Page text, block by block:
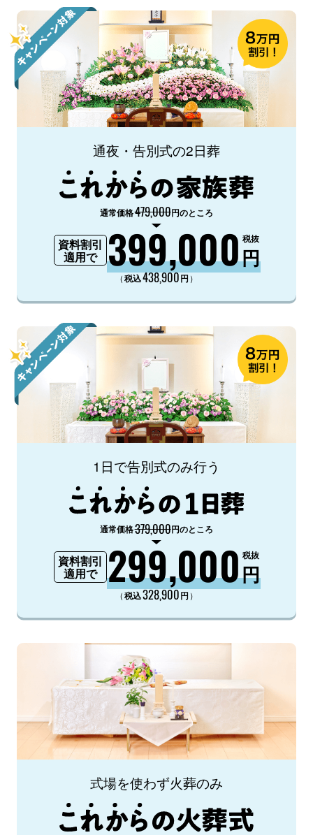
通夜・告別式の2日葬
通常価格479,000円のところ
資料割引
適用で
399,000円
税抜
（税込438,900円 ）
1日で告別式のみ行う
通常価格379,000円のところ
資料割引
適用で
299,000円
税抜
（税込328,900円 ）
式場を使わず火葬のみ